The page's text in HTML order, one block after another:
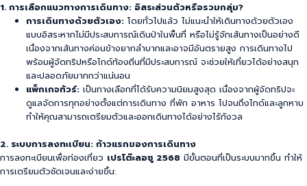
1. การเลือกแนวทางการเดินทาง: อิสระส่วนตัวหรือรวมกลุ่ม?
การเดินทางด้วยตัวเอง: โดยทั่วไปแล้ว ไม่แนะนำให้เดินทางด้วยตัวเอง
แบบอิสระหากไม่มีประสบการณ์เดินป่าในพื้นที่ หรือไม่รู้จักเส้นทางเป็นอย่างดี
เนื่องจากเส้นทางค่อนข้างยากลำบากและอาจมีอันตรายสูง การเดินทางไป
พร้อมผู้จัดทริปหรือไกด์ท้องถิ่นที่มีประสบการณ์ จะช่วยให้เที่ยวได้อย่างสนุก
และปลอดภัยมากกว่าแน่นอน
แพ็กเกจทัวร์: เป็นทางเลือกที่ได้รับความนิยมสูงสุด เนื่องจากผู้จัดทริปจะ
ดูแลจัดการทุกอย่างตั้งแต่การเดินทาง ที่พัก อาหาร ไปจนถึงไกด์และลูกหาบ
ทำให้คุณสามารถเตรียมตัวและออกเดินทางได้อย่างไร้กังวล
2. ระบบการลงทะเบียน: ก้าวแรกของการเดินทาง
การลงทะเบียนเพื่อท่องเที่ยว เปรโต๊ะลอซู 2568 มีขั้นตอนที่เป็นระบบมากขึ้น ทำให้
การเตรียมตัวชัดเจนและง่ายขึ้น: